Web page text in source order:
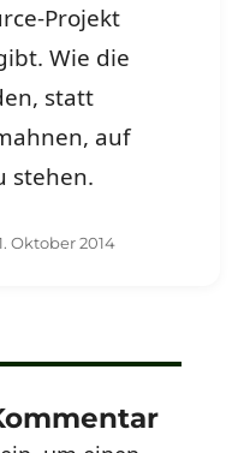
Projekt
Wie die
statt
auf
stehen.
Oktober 2014